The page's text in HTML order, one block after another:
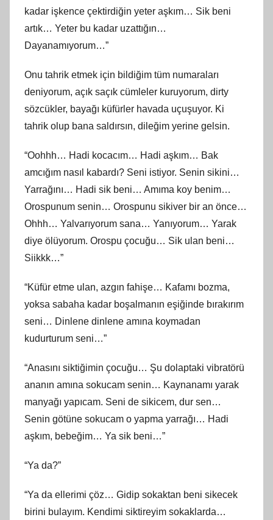
kadar işkence çektirdiğin yeter aşkım… Sik beni
artık… Yeter bu kadar uzattığın…
Dayanamıyorum…”
Onu tahrik etmek için bildiğim tüm numaraları
deniyorum, açık saçık cümleler kuruyorum, dirty
sözcükler, bayağı küfürler havada uçuşuyor. Ki
tahrik olup bana saldırsın, dileğim yerine gelsin.
“Oohhh… Hadi kocacım… Hadi aşkım… Bak
amcığım nasıl kabardı? Seni istiyor. Senin sikini…
Yarrağını… Hadi sik beni… Amıma koy benim…
Orospunum senin… Orospunu sikiver bir an önce…
Ohhh… Yalvarıyorum sana… Yanıyorum… Yarak
diye ölüyorum. Orospu çocuğu… Sik ulan beni…
Siikkk…”
“Küfür etme ulan, azgın fahişe… Kafamı bozma,
yoksa sabaha kadar boşalmanın eşiğinde bırakırım
seni… Dinlene dinlene amına koymadan
kudurturum seni…”
“Anasını siktiğimin çocuğu… Şu dolaptaki vibratörü
ananın amına sokucam senin… Kaynanamı yarak
manyağı yapıcam. Seni de sikicem, dur sen…
Senin götüne sokucam o yapma yarrağı… Hadi
aşkım, bebeğim… Ya sik beni…”
“Ya da?”
“Ya da ellerimi çöz… Gidip sokaktan beni sikecek
birini bulayım. Kendimi siktireyim sokaklarda…